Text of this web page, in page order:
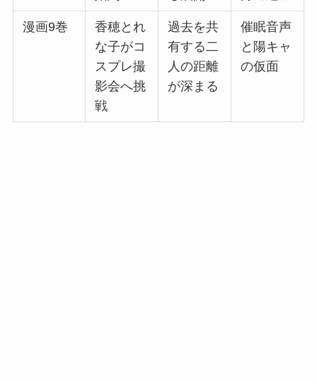
漫画9巻
香穂とれ
な子がコ
スプレ撮
影会へ挑
戦
過去を共
有する二
人の距離
が深まる
催眠音声
と陽キャ
の仮面